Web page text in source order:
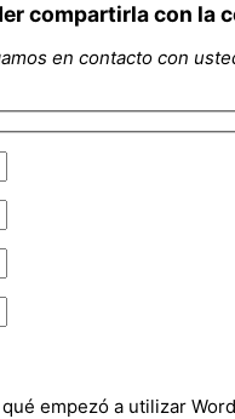
compartirla con la
en contacto con
empezó a utilizar